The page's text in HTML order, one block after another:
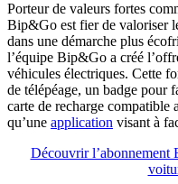
Porteur de valeurs fortes
Bip&Go est fier de valoriser
dans une démarche plus
l’équipe Bip&Go a créé
véhicules électriques. Cette
de télépéage, un badge pour
carte de recharge compatible
qu’une application visant à
Découvrir l’abonnement